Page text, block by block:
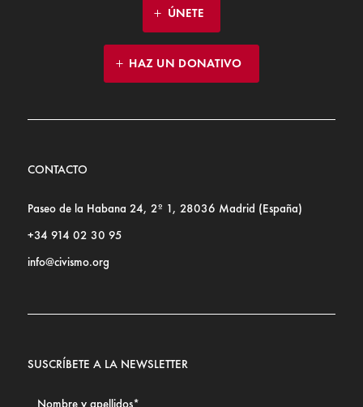
ÚNETE
HAZ UN DONATIVO
CONTACTO
Paseo de la Habana 24, 2º 1, 28036 Madrid (España)
+34 914 02 30 95
info@civismo.org
SUSCRÍBETE A LA NEWSLETTER